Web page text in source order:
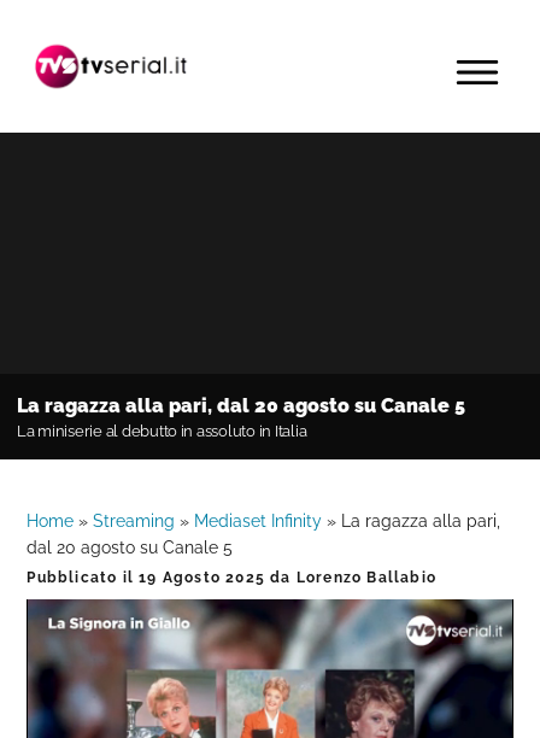
navigazione
contenuto
barra
primaria
MENU
La ragazza alla pari, dal 20 agosto su Canale 5
La miniserie al debutto in assoluto in Italia
Home »Streaming » Mediaset Infinity »
La ragazza alla pari,
dal 20 agosto su Canale 5
Pubblicato il19 Agosto 2025 da Lorenzo Ballabio